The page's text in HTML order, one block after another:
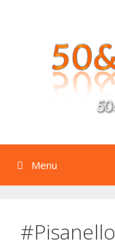
Menu
#Pisanello